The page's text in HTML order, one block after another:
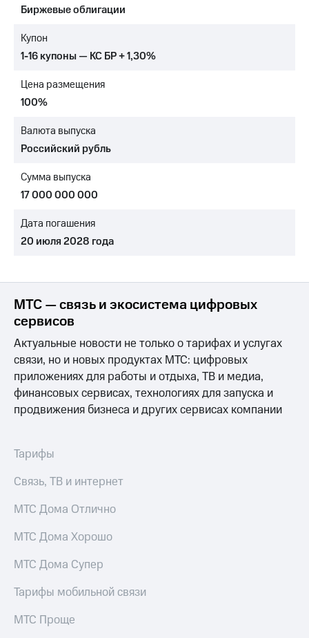
Достижения
Интервью
отчетность
Контакты
Новости
в
и акционерам
Корпоративное
Корпоративный
секретарь
Раскрытие
информации
Информация
акционерам
Документы
ПАО
"МТС"
Собрания
акционеров
капитал
и
Рынок
Описание
Программа
Порядок
выкупа
Биржевые облигации
Купон
1-16 купоны — КС БР + 1,30%
Цена размещения
100%
Валюта выпуска
Российский рубль
Сумма выпуска
17 000 000 000
Дата погашения
20 июля 2028 года
МТС — связь и экосистема цифровых
сервисов
Актуальные новости не только о тарифах и услугах
связи, но и новых продуктах МТС: цифровых
приложениях для работы и отдыха, ТВ и медиа,
финансовых сервисах, технологиях для запуска и
продвижения бизнеса и других сервисах компании
Тарифы
Связь, ТВ и интернет
МТС Дома Отлично
МТС Дома Хорошо
МТС Дома Супер
Тарифы мобильной связи
МТС Проще